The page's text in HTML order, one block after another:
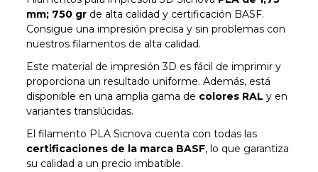
mm; 750 gr de alta calidad y certificación BASF.
Consigue una impresión precisa y sin problemas con
nuestros filamentos de alta calidad.
Este material de impresión 3D es fácil de imprimir y
proporciona un resultado uniforme. Además, está
disponible en una amplia gama de colores RAL y en
variantes translúcidas.
El filamento PLA Sicnova cuenta con todas las
certificaciones de la marca BASF, lo que garantiza
su calidad a un precio imbatible.